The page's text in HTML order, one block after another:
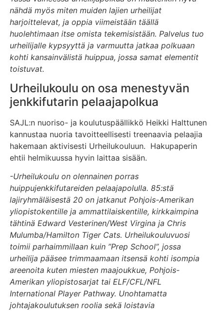
nähdä myös miten muiden lajien urheilijat
harjoittelevat, ja oppia viimeistään täällä
huolehtimaan itse omista tekemisistään. Palvelus tuo
urheilijalle kypsyyttä ja varmuutta jatkaa polkuaan
kohti kansainvälistä huippua, jossa samat elementit
toistuvat.
Urheilukoulu on osa menestyvän
jenkkifutarin pelaajapolkua
SAJL:n nuoriso- ja koulutuspäällikkö Heikki Halttunen
kannustaa nuoria tavoitteellisesti treenaavia pelaajia
hakemaan aktivisesti Urheilukouluun. Hakupaperin
ehtii helmikuussa hyvin laittaa sisään.
-Urheilukoulu on olennainen porras
huippujenkkifutareiden pelaajapolulla. 85:stä
lajiryhmäläisestä 20 on jatkanut Pohjois-Amerikan
yliopistokentille ja ammattilaiskentille, kirkkaimpina
tähtinä Edward Vesterinen/West Virgina ja Chris
Mulumba/Hamilton Tiger Cats. Urheilukouluvuosi
toimii parhaimmillaan kuin ”Prep School”, jossa
urheilija pääsee trimmaamaan itsensä kohti isompia
areenoita kuten miesten maajoukkue, Pohjois-
Amerikan yliopistosarjat tai ELF/CFL/NFL
International Player Pathway. Unohtamatta
johtajakoulutuksen roolia sekä loistavia